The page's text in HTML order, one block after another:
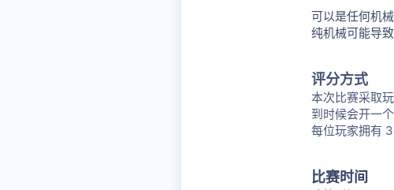
可以是任何机
纯机械可能导致
评分方式
本次比赛采取
到时候会开一
每位玩家拥有 3
比赛时间